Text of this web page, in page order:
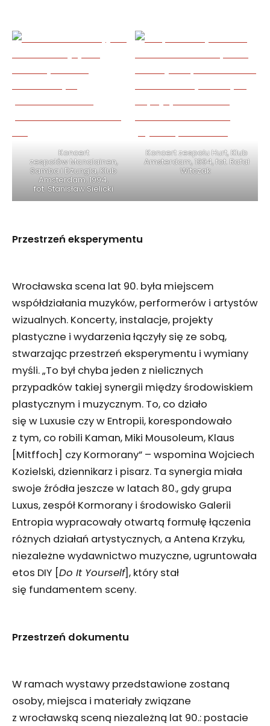
Koncert
zespołów Manalainen,
Samba i Dżungla, Klub
Amsterdam, 1994,
fot. Stanisław Sielicki
Koncert zespołu Hurt, Klub
Amsterdam, 1994, fot. Rafał
Witczak
Przestrzeń eksperymentu
Wrocławska scena lat 90. była miejscem
współdziałania muzyków, performerów i artystów
wizualnych. Koncerty, instalacje, projekty
plastyczne i wydarzenia łączyły się ze sobą,
stwarzając przestrzeń eksperymentu i wymiany
myśli. „To był chyba jeden z nielicznych
przypadków takiej synergii między środowiskiem
plastycznym i muzycznym. To, co działo
się w Luxusie czy w Entropii, korespondowało
z tym, co robili Kaman, Miki Mousoleum, Klaus
[Mitffoch] czy Kormorany” – wspomina Wojciech
Kozielski, dziennikarz i pisarz. Ta synergia miała
swoje źródła jeszcze w latach 80., gdy grupa
Luxus, zespół Kormorany i środowisko Galerii
Entropia wypracowały otwartą formułę łączenia
różnych działań artystycznych, a Antena Krzyku,
niezależne wydawnictwo muzyczne, ugruntowała
etos DIY [Do It Yourself], który stał
się fundamentem sceny.
Przestrzeń dokumentu
W ramach wystawy przedstawione zostaną
osoby, miejsca i materiały związane
z wrocławską sceną niezależną lat 90.: postacie